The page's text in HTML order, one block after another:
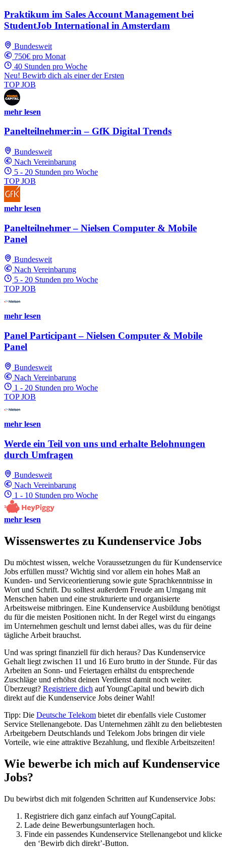
Praktikum im Sales Account Management bei
StudentJob International in Amsterdam
Bundesweit
750€ pro Monat
40 Stunden pro Woche
Neu! Bewirb dich als einer der Ersten
TOP JOB
mehr lesen
Panelteilnehmer:in – GfK Digital Trends
Bundesweit
Nach Vereinbarung
5 - 20 Stunden pro Woche
TOP JOB
mehr lesen
Panelteilnehmer – Nielsen Computer & Mobile
Panel
Bundesweit
Nach Vereinbarung
5 - 20 Stunden pro Woche
TOP JOB
mehr lesen
Panel Participant – Nielsen Computer & Mobile
Panel
Bundesweit
Nach Vereinbarung
1 - 20 Stunden pro Woche
TOP JOB
mehr lesen
Werde ein Teil von uns und erhalte Belohnungen
durch Umfragen
Bundesweit
Nach Vereinbarung
1 - 10 Stunden pro Woche
mehr lesen
Wissenswertes zu Kundenservice Jobs
Du möchtest wissen, welche Voraussetzungen du für Kundenservice
Jobs erfüllen musst? Wichtig sind vor allem ein hohes Maß an
Kunden- und Serviceorientierung sowie gute Sprachkenntnisse in
Wort und Schrift. Du solltest außerdem Freude am Umgang mit
Menschen haben und eine strukturierte und organisierte
Arbeitsweise mitbringen. Eine Kundenservice Ausbildung benötigst
du für die meisten Positionen nicht. In der Regel wirst du eingangs
im Unternehmen geschult und lernst dabei alles, was du für deine
tägliche Arbeit brauchst.
Und was springt finanziell für dich heraus? Das Kundenservice
Gehalt liegt zwischen 11 und 16 Euro brutto in der Stunde. Für das
Arbeiten an Sonn- und Feiertagen erhältst du entsprechende
Zuschläge und erhöhst deinen Verdienst damit noch weiter.
Überzeugt? Registriere dich auf YoungCapital und bewirb dich
direkt auf die Kundenservice Jobs deiner Wahl!
Tipp: Die Deutsche Telekom bietet dir ebenfalls viele Customer
Service Stellenangebote. Das Unternehmen zählt zu den beliebtesten
Arbeitgebern Deutschlands und Telekom Jobs bringen dir viele
Vorteile, wie eine attraktive Bezahlung, und flexible Arbeitszeiten!
Wie bewerbe ich mich auf Kundenservice
Jobs?
Du bewirbst dich mit folgenden Schritten auf Kundenservice Jobs:
Registriere dich ganz einfach auf YoungCapital.
Lade deine Bewerbungsunterlagen hoch.
Finde ein passendes Kundenservice Stellenangebot und klicke
den ‘Bewirb dich direkt’-Button.